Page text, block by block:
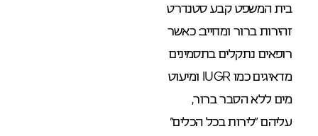
בית המשפט קבע סטנדרט
זהירות ברור ומחייב: כאשר
רופאים נתקלים בתסמינים
מדאיגים כמו IUGR ומיעוט
מים ללא הסבר ברור,
עליהם “לירות בכל הכלים”